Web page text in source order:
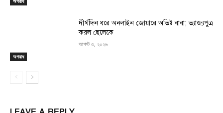
অপরাধ
দীর্ঘদিন ধরে অনলাইন জোয়ারে অতিষ্ট বাবা; ত্যাজ্যপুত্র
করল ছেলেকে
আগস্ট ৩, ২০২৬